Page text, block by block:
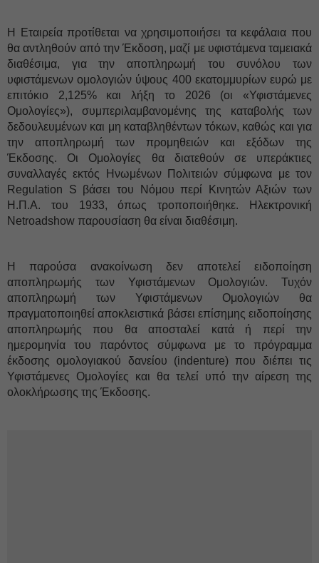
Η Εταιρεία προτίθεται να χρησιμοποιήσει τα κεφάλαια που
θα αντληθούν από την Έκδοση, μαζί με υφιστάμενα ταμειακά
διαθέσιμα, για την αποπληρωμή του συνόλου των
υφιστάμενων ομολογιών ύψους 400 εκατομμυρίων ευρώ με
επιτόκιο 2,125% και λήξη το 2026 (οι «Υφιστάμενες
Ομολογίες»), συμπεριλαμβανομένης της καταβολής των
δεδουλευμένων και μη καταβληθέντων τόκων, καθώς και για
την αποπληρωμή των προμηθειών και εξόδων της
Έκδοσης. Οι Ομολογίες θα διατεθούν σε υπεράκτιες
συναλλαγές εκτός Ηνωμένων Πολιτειών σύμφωνα με τον
Regulation S βάσει του Νόμου περί Κινητών Αξιών των
Η.Π.Α. του 1933, όπως τροποποιήθηκε. Ηλεκτρονική
Netroadshow παρουσίαση θα είναι διαθέσιμη.
Η παρούσα ανακοίνωση δεν αποτελεί ειδοποίηση
αποπληρωμής των Υφιστάμενων Ομολογιών. Τυχόν
αποπληρωμή των Υφιστάμενων Ομολογιών θα
πραγματοποιηθεί αποκλειστικά βάσει επίσημης ειδοποίησης
αποπληρωμής που θα αποσταλεί κατά ή περί την
ημερομηνία του παρόντος σύμφωνα με το πρόγραμμα
έκδοσης ομολογιακού δανείου (indenture) που διέπει τις
Υφιστάμενες Ομολογίες και θα τελεί υπό την αίρεση της
ολοκλήρωσης της Έκδοσης.